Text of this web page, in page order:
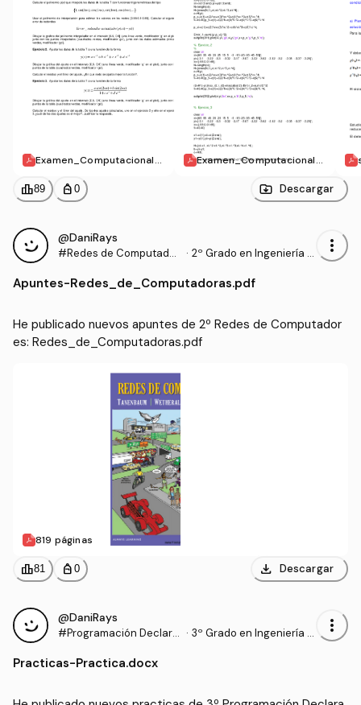
Examen_Computacional_
ySolucion.pdf
Examen_Computacional_
leaderboard89 personal_bag 0 Descargar
@DaniRays
#Redes de Computador
· 2º Grado en Ingeniería In
more_vert
Apuntes-Redes_de_Computadoras.pdf
He publicado nuevos apuntes de 2º Redes de Computador
es: Redes_de_Computadoras.pdf
819 páginas
leaderboard81 personal_bag 0 download Descargar
@DaniRays
#Programación Declara
nes
· 3º Grado en Ingeniería In
more_vert
Practicas-Practica.docx